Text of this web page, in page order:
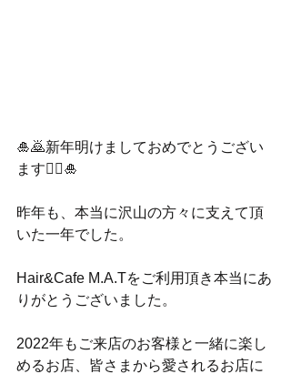
🎍🙇新年明けましておめでとうござい
ます🙇‍♀️🎍
昨年も、本当に沢山の方々に支えて頂
いた一年でした。
Hair&Cafe M.A.Tをご利用頂き本当にあ
りがとうございました。
2022年もご来店のお客様と一緒に楽し
めるお店、皆さまから愛されるお店に